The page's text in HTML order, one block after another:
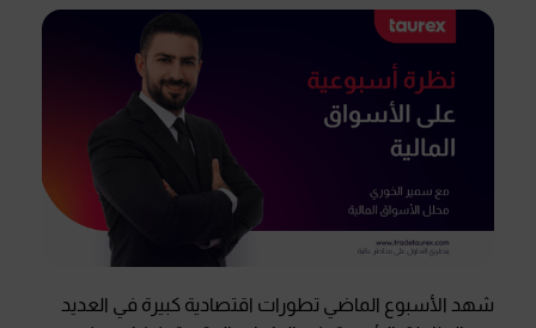
شهد الأسبوع الماضي تطورات اقتصادية كبيرة في العديد